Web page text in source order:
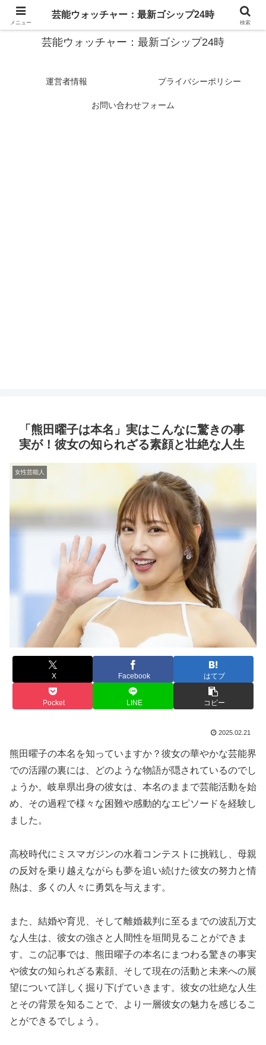
スターたちの裏側を徹底追跡！話題のゴシップがここに集結
芸能ウォッチャー：最新ゴシップ24時
運営者情報 プライバシーポリシー
お問い合わせフォーム
「熊田曜子は本名」実はこんなに驚きの事
実が！彼女の知られざる素顔と壮絶な人生
女性芸能人
X Facebook はてブ
Pocket LINE コピー
2025.02.21
熊田曜子の本名を知っていますか？彼女の華やかな芸能界
での活躍の裏には、どのような物語が隠されているのでし
ょうか。岐阜県出身の彼女は、本名のままで芸能活動を始
め、その過程で様々な困難や感動的なエピソードを経験し
ました。
高校時代にミスマガジンの水着コンテストに挑戦し、母親
の反対を乗り越えながらも夢を追い続けた彼女の努力と情
熱は、多くの人々に勇気を与えます。
また、結婚や育児、そして離婚裁判に至るまでの波乱万丈
な人生は、彼女の強さと人間性を垣間見ることができま
す。この記事では、熊田曜子の本名にまつわる驚きの事実
や彼女の知られざる素顔、そして現在の活動と未来への展
望について詳しく掘り下げていきます。彼女の壮絶な人生
とその背景を知ることで、より一層彼女の魅力を感じるこ
とができるでしょう。
メニュー
芸能ウォッチャー：最新ゴシップ24時
検索